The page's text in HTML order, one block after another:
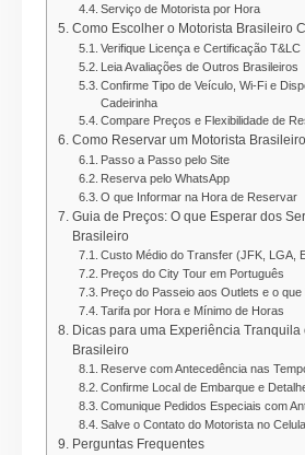
Serviço de Motorista por Hora
Como Escolher o Motorista Brasileiro
Verifique Licença e Certificação T&LC
Leia Avaliações de Outros Brasileiros
Confirme Tipo de Veículo, Wi-Fi e
Cadeirinha
Compare Preços e Flexibilidade de
Como Reservar um Motorista
Passo a Passo pelo Site
Reserva pelo WhatsApp
O que Informar na Hora de Reservar
Guia de Preços: O que Esperar dos
Brasileiro
Custo Médio do Transfer (JFK, LGA,
Preços do City Tour em Português
Preço do Passeio aos Outlets e o
Tarifa por Hora e Mínimo de Horas
Dicas para uma Experiência Tranquila
Brasileiro
Reserve com Antecedência nas
Confirme Local de Embarque e
Comunique Pedidos Especiais com
Salve o Contato do Motorista no
Perguntas Frequentes